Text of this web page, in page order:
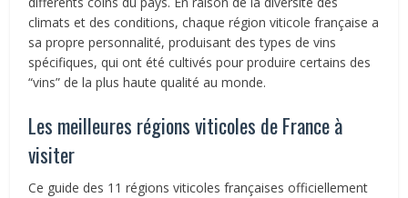
climats et des conditions, chaque région viticole française a
sa propre personnalité, produisant des types de vins
spécifiques, qui ont été cultivés pour produire certains des
“vins” de la plus haute qualité au monde.
Les meilleures régions viticoles de France à
visiter
Ce guide des 11 régions viticoles françaises officiellement